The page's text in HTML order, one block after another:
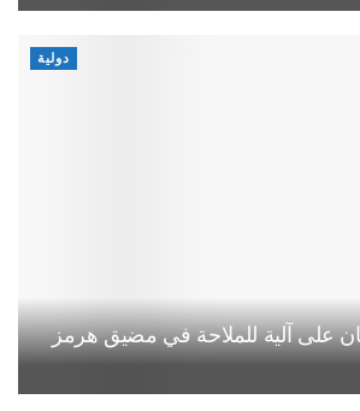
دولية
على آلية للملاحة في مضيق هرمز